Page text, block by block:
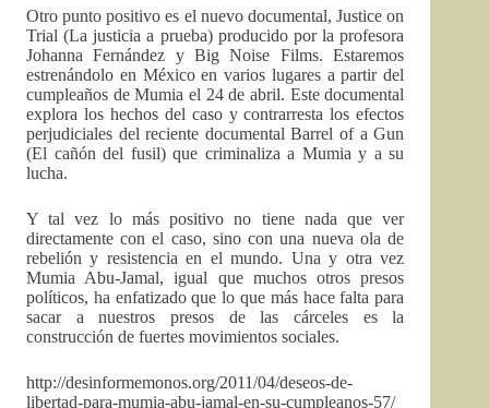
Otro punto positivo es el nuevo documental, Justice on
Trial (La justicia a prueba) producido por la profesora
Johanna Fernández y Big Noise Films. Estaremos
estrenándolo en México en varios lugares a partir del
cumpleaños de Mumia el 24 de abril. Este documental
explora los hechos del caso y contrarresta los efectos
perjudiciales del reciente documental Barrel of a Gun
(El cañón del fusil) que criminaliza a Mumia y a su
lucha.
Y tal vez lo más positivo no tiene nada que ver
directamente con el caso, sino con una nueva ola de
rebelión y resistencia en el mundo. Una y otra vez
Mumia Abu-Jamal, igual que muchos otros presos
políticos, ha enfatizado que lo que más hace falta para
sacar a nuestros presos de las cárceles es la
construcción de fuertes movimientos sociales.
http://desinformemonos.org/2011/04/deseos-de-
libertad-para-mumia-abu-jamal-en-su-cumpleanos-57/